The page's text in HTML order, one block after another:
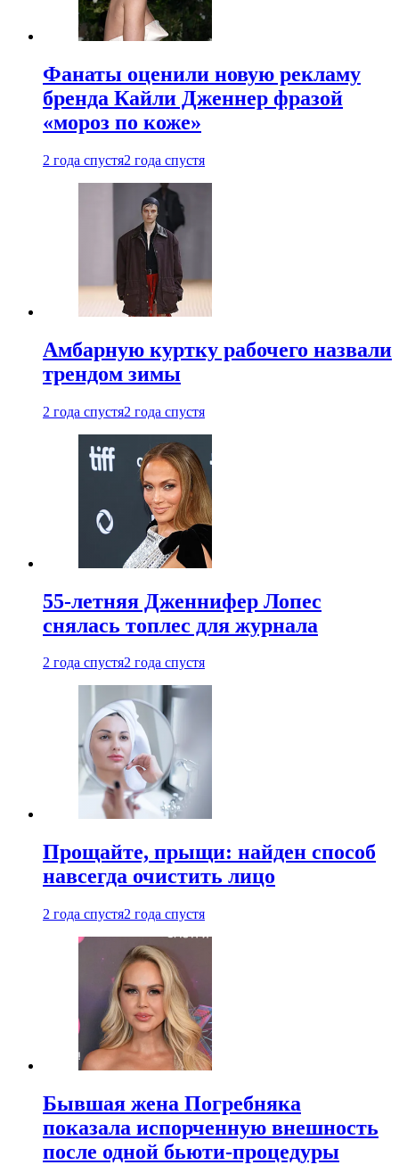
Фанаты оценили новую рекламу
бренда Кайли Дженнер фразой
«мороз по коже»
2 года спустя2 года спустя
Амбарную куртку рабочего назвали
трендом зимы
2 года спустя2 года спустя
55-летняя Дженнифер Лопес
снялась топлес для журнала
2 года спустя2 года спустя
Прощайте, прыщи: найден способ
навсегда очистить лицо
2 года спустя2 года спустя
Бывшая жена Погребняка
показала испорченную внешность
после одной бьюти-процедуры